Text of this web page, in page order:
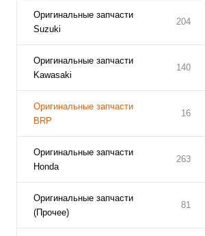
Оригинальные запчасти
Suzuki
204
Оригинальные запчасти
Kawasaki
140
Оригинальные запчасти
BRP
16
Оригинальные запчасти
Honda
263
Оригинальные запчасти
(Прочее)
81